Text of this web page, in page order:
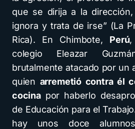
que se dirija a la
ignora y trata de irse” (La
Rica). En Chimbote, Perú,
colegio Eleazar
brutalmente atacado por un
quien arremetió contra él
cocinapor haberlo
de Educación para el
hay unos doce